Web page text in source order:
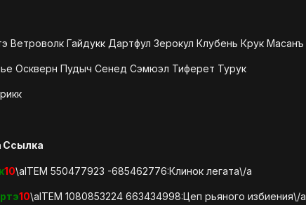
Ветроволк Гайдукк Дартфул Зерокул Клубень Крук Масанъ
Оскверн Пудыч Сенед Сэмюэл Тиферет Турук
Ссылка
10\aITEM 550477923 -685462776:Клинок легата\/a
10\aITEM 1080853224 663434998:Цеп рьяного избиения\/a